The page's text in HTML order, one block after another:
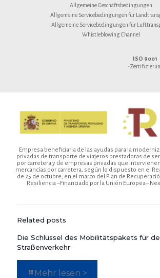
Allgemeine Geschäftsbedingungen
Allgemeine Servicebedingungen für
Allgemeine Servicebedingungen für
Whistleblowing Channel
ISO 9001
-
Empresa beneficiaria de las ayudas para la
privadas de transporte de viajeros prestadoras de
por carretera y de empresas privadas que
mercancías por carretera, según lo dispuesto en el
de 25 de octubre, en el marco del Plan de
Resiliencia –Financiado por la Unión Europea–
Related posts
Die Schlüssel des Mobilitätspakets für
Straßenverkehr
Mehr lesen >